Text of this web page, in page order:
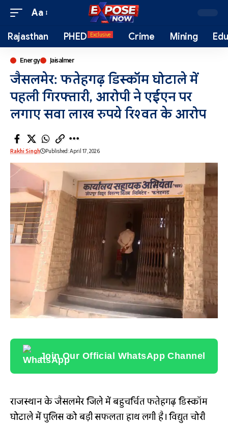
Aa
Rajasthan PHED Exclusive Crime Mining
Energy Jaisalmer
जैसलमेर: फतेहगढ़ डिस्कॉम घोटाले में
पहली गिरफ्तारी, आरोपी ने एईएन पर
लगाए सवा लाख रुपये रिश्वत के आरोप
Rakhi Singh Published: April 17, 2026
Join Our Official WhatsApp Channel
राजस्थान के जैसलमेर जिले में बहुचर्चित फतेहगढ़ डिस्कॉम
घोटाले में पुलिस को बड़ी सफलता हाथ लगी है। विद्युत चोरी